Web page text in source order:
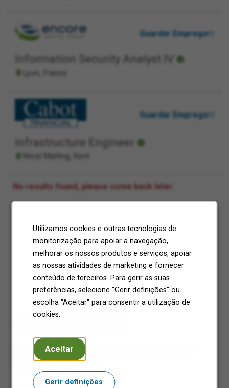
Utilizamos cookies e outras tecnologias de
monitorização para apoiar a navegação,
melhorar os nossos produtos e serviços, apoiar
as nossas atividades de marketing e fornecer
conteúdo de terceiros. Para gerir as suas
preferências, selecione "Gerir definições" ou
escolha "Aceitar" para consentir a utilização de
cookies.
Aceitar
Gerir definições
Information Security Analyst IV
Lyon, France
Guardar Emprego
Infrastructure Engineer
West Malling, Kent
Guardar Emprego
No results found, please come back later.
Empregos em Destaque